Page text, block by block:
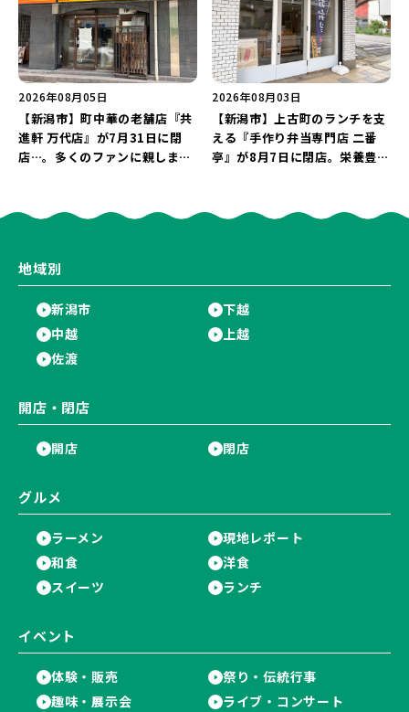
2026年08月05日
【新潟市】町中華の老舗店『共
進軒 万代店』が7月31日に閉
店…。多くのファンに親しまれ
2026年08月03日
【新潟市】上古町のランチを支
える『手作り弁当専門店 二番
亭』が8月7日に閉店。栄養豊富
地域別
新潟市
下越
中越
上越
佐渡
開店・閉店
開店 閉店
グルメ
ラーメン
現地レポート
和食
洋食
スイーツ
ランチ
イベント
体験・販売
祭り・伝統行事
趣味・展示会
ライブ・コンサート